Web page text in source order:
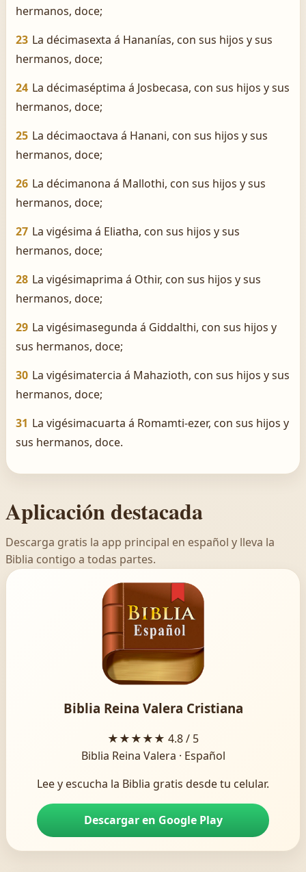
hermanos, doce;
23 La décimasexta á Hananías, con sus hijos y sus
hermanos, doce;
24 La décimaséptima á Josbecasa, con sus hijos y sus
hermanos, doce;
25 La décimaoctava á Hanani, con sus hijos y sus
hermanos, doce;
26 La décimanona á Mallothi, con sus hijos y sus
hermanos, doce;
27 La vigésima á Eliatha, con sus hijos y sus
hermanos, doce;
28 La vigésimaprima á Othir, con sus hijos y sus
hermanos, doce;
29 La vigésimasegunda á Giddalthi, con sus hijos y
sus hermanos, doce;
30 La vigésimatercia á Mahazioth, con sus hijos y sus
hermanos, doce;
31 La vigésimacuarta á Romamti-ezer, con sus hijos y
sus hermanos, doce.
Aplicación destacada
Descarga gratis la app principal en español y lleva la
Biblia contigo a todas partes.
Biblia Reina Valera Cristiana
★★★★★ 4.8 / 5
Biblia Reina Valera · Español
Lee y escucha la Biblia gratis desde tu celular.
Descargar en Google Play